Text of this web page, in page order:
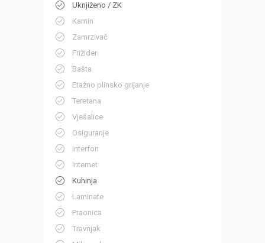
Uknjiženo / ZK
Kamin
Zamrzivač
Frižider
Bašta
Etažno plinsko grijanje
Teretana
Vješalice
Osiguranje
Interfon
Internet
Kuhinja
Laminate
Praonica
Travnjak